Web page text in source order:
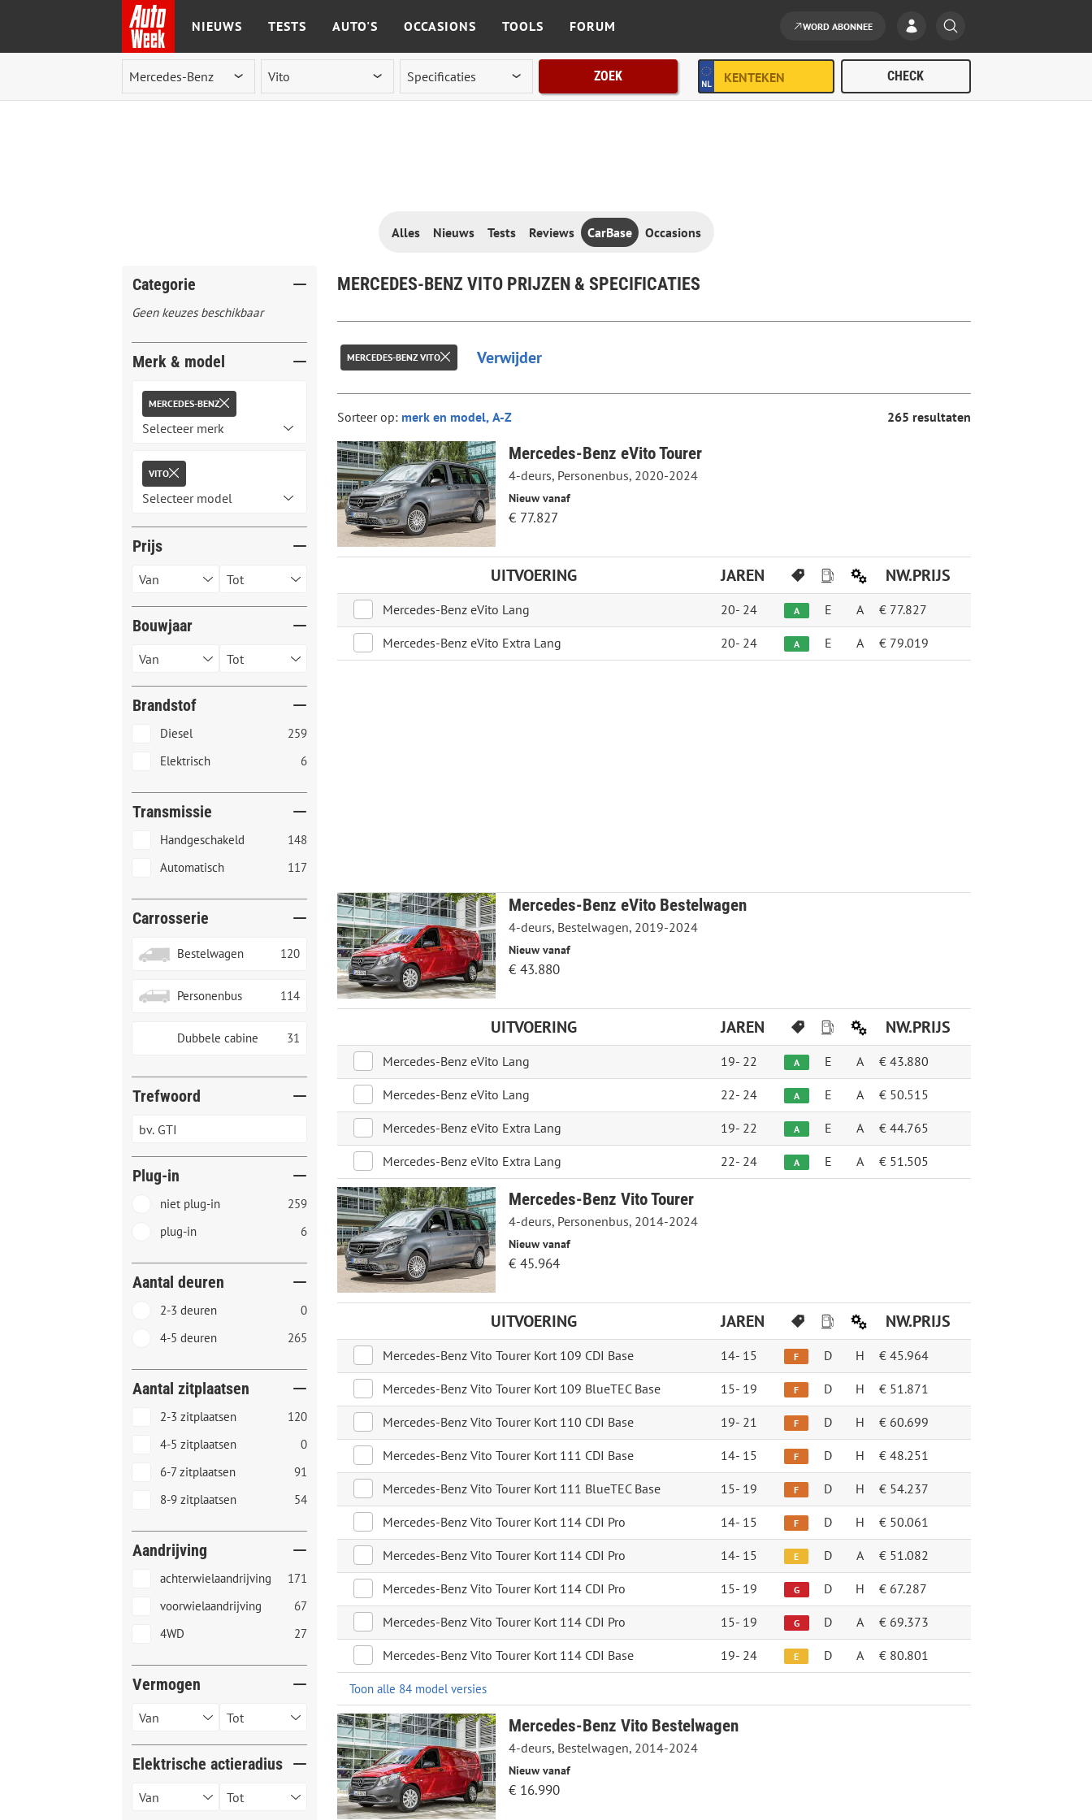
Ga naar de inhoud
NIEUWS TESTS AUTO'S OCCASIONS TOOLS FORUM WORD ABONNEE
ZOEK
Alles Nieuws Tests Reviews CarBase Occasions
Categorie
Geen keuzes beschikbaar
Merk & model
MERCEDES-BENZ
VITO
Prijs
Bouwjaar
Brandstof
Diesel
259
Elektrisch
6
Transmissie
Handgeschakeld
148
Automatisch
117
Carrosserie
Bestelwagen 120
Personenbus 114
Dubbele cabine 31
Trefwoord
Plug-in
niet plug-in
259
plug-in
6
Aantal deuren
2-3 deuren
0
4-5 deuren
265
Aantal zitplaatsen
2-3 zitplaatsen
120
4-5 zitplaatsen
0
6-7 zitplaatsen
91
8-9 zitplaatsen
54
Aandrijving
achterwielaandrijving
171
voorwielaandrijving
67
4WD
27
Vermogen
Elektrische actieradius
MERCEDES-BENZ VITO PRIJZEN & SPECIFICATIES
MERCEDES-BENZ VITO Verwijder
Sorteer op: 265 resultaten
Mercedes-Benz eVito Tourer
4-deurs, Personenbus, 2020-2024
Nieuw vanaf
€ 77.827
UITVOERING JAREN NW.PRIJS
Mercedes-Benz eVito Lang 20- 24 A E A € 77.827
Mercedes-Benz eVito Extra Lang 20- 24 A E A € 79.019
Mercedes-Benz eVito Bestelwagen
4-deurs, Bestelwagen, 2019-2024
Nieuw vanaf
€ 43.880
UITVOERING JAREN NW.PRIJS
Mercedes-Benz eVito Lang 19- 22 A E A € 43.880
Mercedes-Benz eVito Lang 22- 24 A E A € 50.515
Mercedes-Benz eVito Extra Lang 19- 22 A E A € 44.765
Mercedes-Benz eVito Extra Lang 22- 24 A E A € 51.505
Mercedes-Benz Vito Tourer
4-deurs, Personenbus, 2014-2024
Nieuw vanaf
€ 45.964
UITVOERING JAREN NW.PRIJS
Mercedes-Benz Vito Tourer Kort 109 CDI Base 14- 15 F D H € 45.964
Mercedes-Benz Vito Tourer Kort 109 BlueTEC Base 15- 19 F D H € 51.871
Mercedes-Benz Vito Tourer Kort 110 CDI Base 19- 21 F D H € 60.699
Mercedes-Benz Vito Tourer Kort 111 CDI Base 14- 15 F D H € 48.251
Mercedes-Benz Vito Tourer Kort 111 BlueTEC Base 15- 19 F D H € 54.237
Mercedes-Benz Vito Tourer Kort 114 CDI Pro 14- 15 F D H € 50.061
Mercedes-Benz Vito Tourer Kort 114 CDI Pro 14- 15 E D A € 51.082
Mercedes-Benz Vito Tourer Kort 114 CDI Pro 15- 19 G D H € 67.287
Mercedes-Benz Vito Tourer Kort 114 CDI Pro 15- 19 G D A € 69.373
Mercedes-Benz Vito Tourer Kort 114 CDI Base 19- 24 E D A € 80.801
Toon alle 84 model versies
Mercedes-Benz Vito Bestelwagen
4-deurs, Bestelwagen, 2014-2024
Nieuw vanaf
€ 16.990